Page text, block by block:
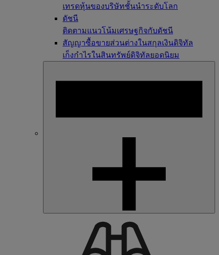
เทรดหุ้นของบริษัทชั้นนำระดับโลก
ดัชนี
ติดตามแนวโน้มเศรษฐกิจกับดัชนี
สัญญาซื้อขายส่วนต่างในสกุลเงินดิจิทัล
เก็งกำไรในสินทรัพย์ดิจิทัลยอดนิยม